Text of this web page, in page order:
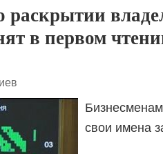
раскрытии
в первом
Бизнесменам
свои имена